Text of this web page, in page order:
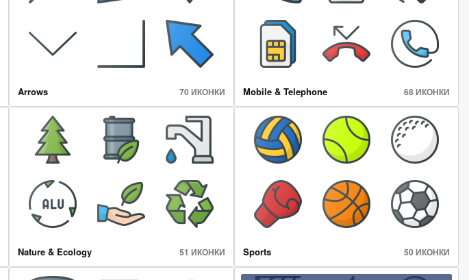
Arrows 70 ИКОНКИ Mobile & Telephone 68 ИКОНКИ
Nature & Ecology 51 ИКОНКИ Sports 50 ИКОНКИ